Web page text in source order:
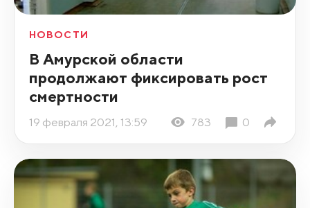
НОВОСТИ
В Амурской области
продолжают фиксировать рост
смертности
19 февраля 2021, 13:59 783 0